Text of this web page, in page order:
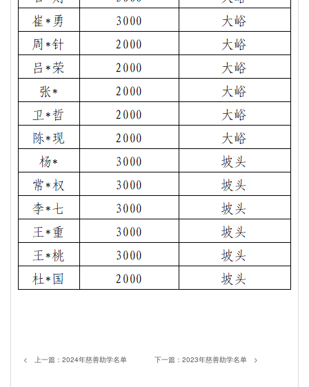
< 上一篇：2024年慈善助学名单 下一篇： 2023年慈善助学名单>